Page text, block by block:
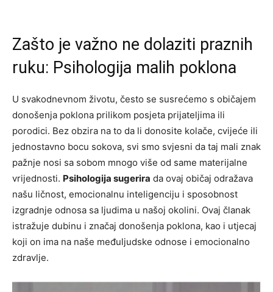
Zašto je važno ne dolaziti praznih
ruku: Psihologija malih poklona
U svakodnevnom životu, često se susrećemo s običajem
donošenja poklona prilikom posjeta prijateljima ili
porodici. Bez obzira na to da li donosite kolače, cvijeće ili
jednostavno bocu sokova, svi smo svjesni da taj mali znak
pažnje nosi sa sobom mnogo više od same materijalne
vrijednosti. Psihologija sugerira da ovaj običaj odražava
našu ličnost, emocionalnu inteligenciju i sposobnost
izgradnje odnosa sa ljudima u našoj okolini. Ovaj članak
istražuje dubinu i značaj donošenja poklona, kao i utjecaj
koji on ima na naše međuljudske odnose i emocionalno
zdravlje.